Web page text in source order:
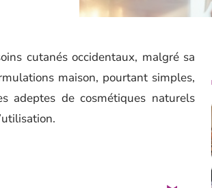
cutanés occidentaux, malgré sa
maison, pourtant simples,
adeptes de cosmétiques naturels